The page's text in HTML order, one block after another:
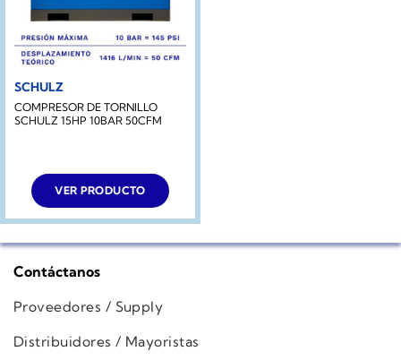
SCHULZ
COMPRESOR DE TORNILLO
SCHULZ 15HP 10BAR 50CFM
VER PRODUCTO
Contáctanos
Proveedores / Supply
Distribuidores / Mayoristas